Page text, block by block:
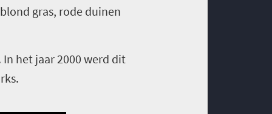
gras, rode duinen
het jaar 2000 werd dit